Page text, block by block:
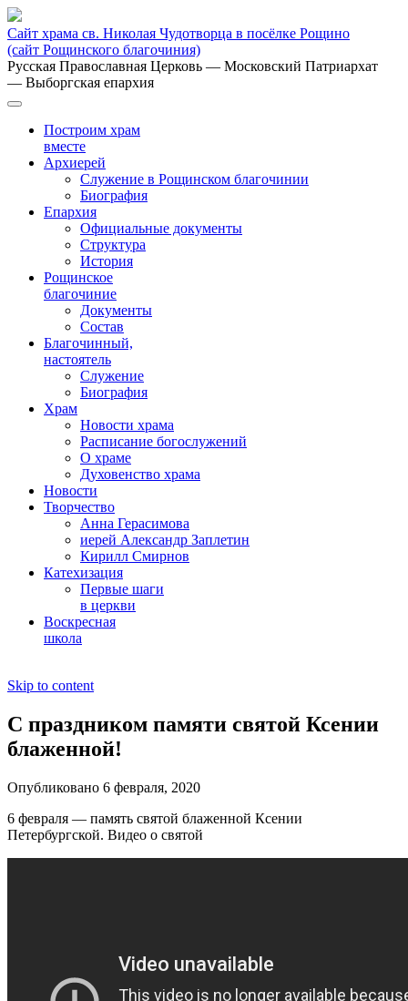
Сайт храма св. Николая Чудотворца в посёлке Рощино
(сайт Рощинского благочиния)
Русская Православная Церковь — Московский Патриархат
— Выборгская епархия
Построим храм
вместе
Архиерей
Служение в Рощинском благочинии
Биография
Епархия
Официальные документы
Структура
История
Рощинское
благочиние
Документы
Состав
Благочинный,
настоятель
Служение
Биография
Храм
Новости храма
Расписание богослужений
О храме
Духовенство храма
Новости
Творчество
Анна Герасимова
иерей Александр Заплетин
Кирилл Смирнов
Катехизация
Первые шаги
в церкви
Воскресная
школа
Skip to content
С праздником памяти святой Ксении
блаженной!
Опубликовано 6 февраля, 2020
6 февраля — память святой блаженной Ксении
Петербургской. Видео о святой